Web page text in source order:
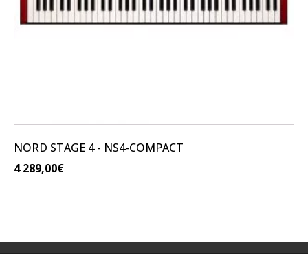
NORD STAGE 4 - NS4-COMPACT
4 289,00€